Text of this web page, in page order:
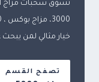
خيار مثالي لمن
تصفح القسم